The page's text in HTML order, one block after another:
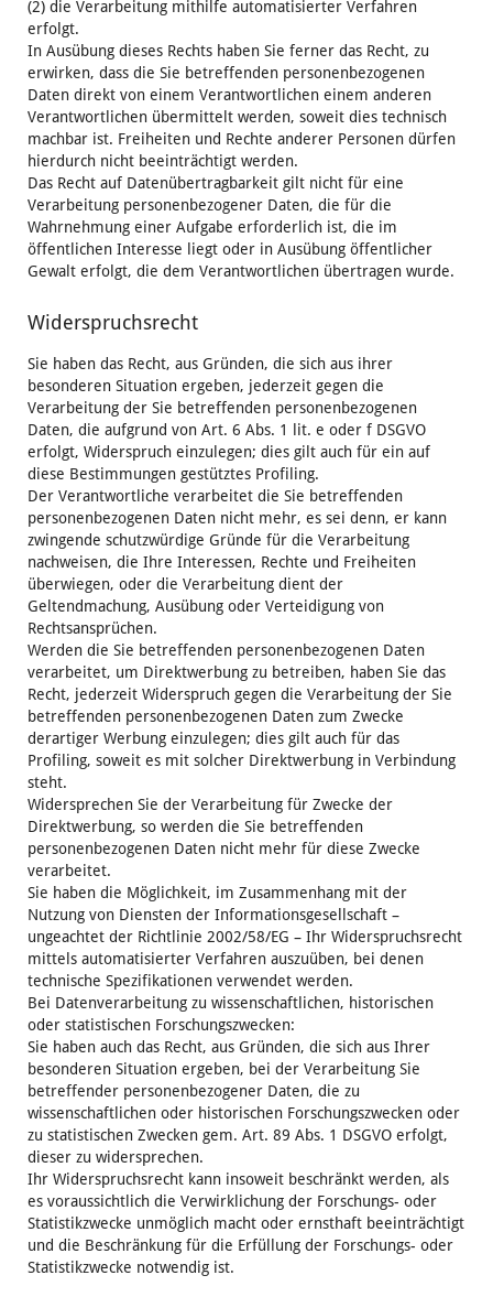
(2) die Verarbeitung mithilfe automatisierter Verfahren
erfolgt.
In Ausübung dieses Rechts haben Sie ferner das Recht, zu
erwirken, dass die Sie betreffenden personenbezogenen
Daten direkt von einem Verantwortlichen einem anderen
Verantwortlichen übermittelt werden, soweit dies technisch
machbar ist. Freiheiten und Rechte anderer Personen dürfen
hierdurch nicht beeinträchtigt werden.
Das Recht auf Datenübertragbarkeit gilt nicht für eine
Verarbeitung personenbezogener Daten, die für die
Wahrnehmung einer Aufgabe erforderlich ist, die im
öffentlichen Interesse liegt oder in Ausübung öffentlicher
Gewalt erfolgt, die dem Verantwortlichen übertragen wurde.
Widerspruchsrecht
Sie haben das Recht, aus Gründen, die sich aus ihrer
besonderen Situation ergeben, jederzeit gegen die
Verarbeitung der Sie betreffenden personenbezogenen
Daten, die aufgrund von Art. 6 Abs. 1 lit. e oder f DSGVO
erfolgt, Widerspruch einzulegen; dies gilt auch für ein auf
diese Bestimmungen gestütztes Profiling.
Der Verantwortliche verarbeitet die Sie betreffenden
personenbezogenen Daten nicht mehr, es sei denn, er kann
zwingende schutzwürdige Gründe für die Verarbeitung
nachweisen, die Ihre Interessen, Rechte und Freiheiten
überwiegen, oder die Verarbeitung dient der
Geltendmachung, Ausübung oder Verteidigung von
Rechtsansprüchen.
Werden die Sie betreffenden personenbezogenen Daten
verarbeitet, um Direktwerbung zu betreiben, haben Sie das
Recht, jederzeit Widerspruch gegen die Verarbeitung der Sie
betreffenden personenbezogenen Daten zum Zwecke
derartiger Werbung einzulegen; dies gilt auch für das
Profiling, soweit es mit solcher Direktwerbung in Verbindung
steht.
Widersprechen Sie der Verarbeitung für Zwecke der
Direktwerbung, so werden die Sie betreffenden
personenbezogenen Daten nicht mehr für diese Zwecke
verarbeitet.
Sie haben die Möglichkeit, im Zusammenhang mit der
Nutzung von Diensten der Informationsgesellschaft –
ungeachtet der Richtlinie 2002/58/EG – Ihr Widerspruchsrecht
mittels automatisierter Verfahren auszuüben, bei denen
technische Spezifikationen verwendet werden.
Bei Datenverarbeitung zu wissenschaftlichen, historischen
oder statistischen Forschungszwecken:
Sie haben auch das Recht, aus Gründen, die sich aus Ihrer
besonderen Situation ergeben, bei der Verarbeitung Sie
betreffender personenbezogener Daten, die zu
wissenschaftlichen oder historischen Forschungszwecken oder
zu statistischen Zwecken gem. Art. 89 Abs. 1 DSGVO erfolgt,
dieser zu widersprechen.
Ihr Widerspruchsrecht kann insoweit beschränkt werden, als
es voraussichtlich die Verwirklichung der Forschungs- oder
Statistikzwecke unmöglich macht oder ernsthaft beeinträchtigt
und die Beschränkung für die Erfüllung der Forschungs- oder
Statistikzwecke notwendig ist.